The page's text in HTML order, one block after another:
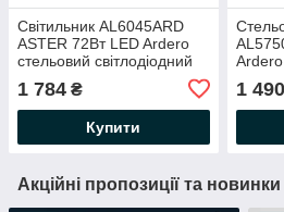
Світильник AL6045ARD
ASTER 72Вт LED Ardero
стельовий світлодіодний
500Lm з пультом ДУ
Ø500х100мм
1 784 ₴
Купити
ДУ
1 490
Акційні пропозиції та новинки